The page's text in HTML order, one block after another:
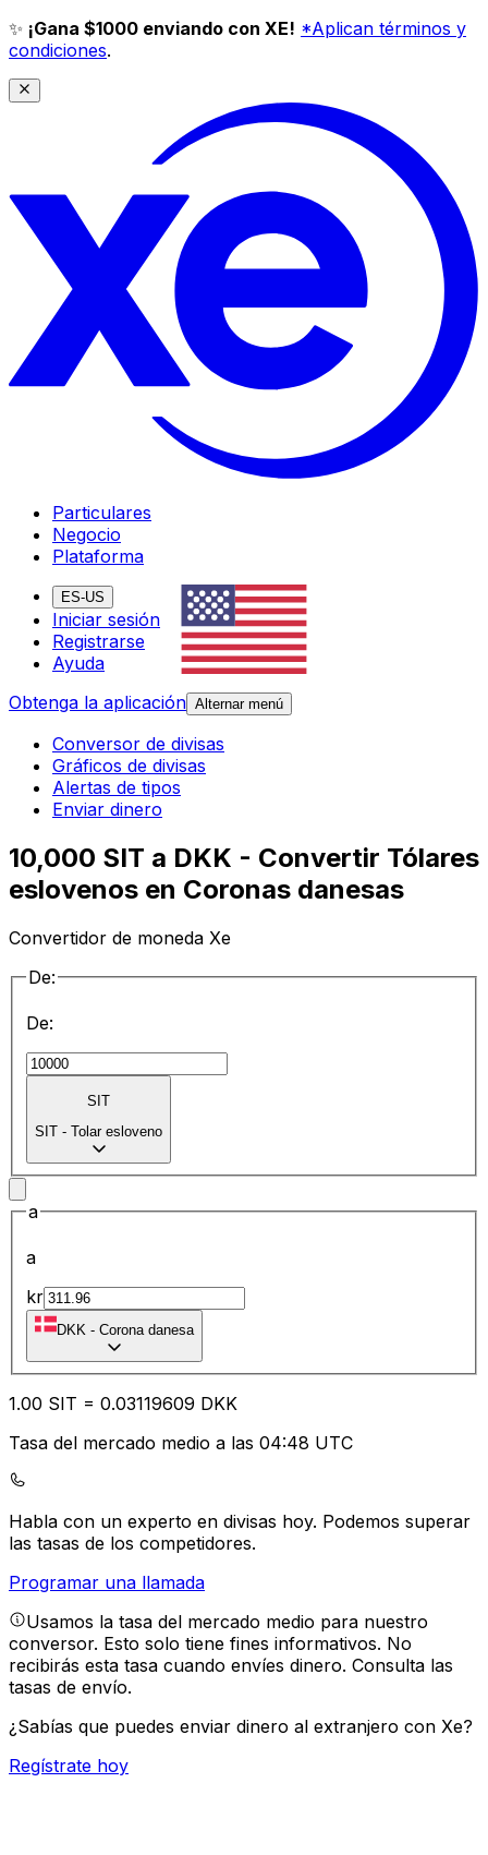
✨ ¡Gana $1000 enviando con XE! *Aplican términos y
condiciones.
Particulares
Negocio
Plataforma
ES-US
Iniciar sesión
Registrarse
Ayuda
Obtenga la aplicación Alternar menú
Conversor de divisas
Gráficos de divisas
Alertas de tipos
Enviar dinero
10,000 SIT a DKK - Convertir Tólares
eslovenos en Coronas danesas
Convertidor de moneda Xe
De:
De:
SIT
SIT - Tolar esloveno
a
a
kr
DKK - Corona danesa
1.00 SIT = 0.03119609 DKK
Tasa del mercado medio a las 04:48 UTC
Habla con un experto en divisas hoy. Podemos superar
las tasas de los competidores.
Programar una llamada
Usamos la tasa del mercado medio para nuestro
conversor. Esto solo tiene fines informativos. No
recibirás esta tasa cuando envíes dinero. Consulta las
tasas de envío.
¿Sabías que puedes enviar dinero al extranjero con Xe?
Regístrate hoy